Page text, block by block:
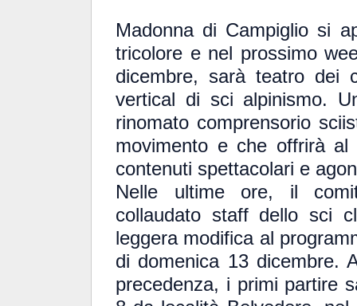
Madonna di Campiglio si
tricolore e nel prossimo
dicembre, sarà teatro dei
vertical di sci alpinismo.
rinomato comprensorio
movimento e che offrirà
contenuti spettacolari e
Nelle ultime ore, il
collaudato staff dello sci
leggera modifica al
di domenica 13 dicembre.
precedenza, i primi partire